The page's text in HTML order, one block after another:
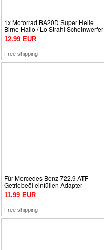
1x Motorrad BA20D Super Helle
Birne Hallo / Lo Strahl Scheinwerfer
Fahrlicht
12.99 EUR
Free shipping
Für Mercedes Benz 722.9 ATF
Getriebeöl einfüllen Adapter
(Gewinde M12 x 1,5) Neu
11.99 EUR
Free shipping